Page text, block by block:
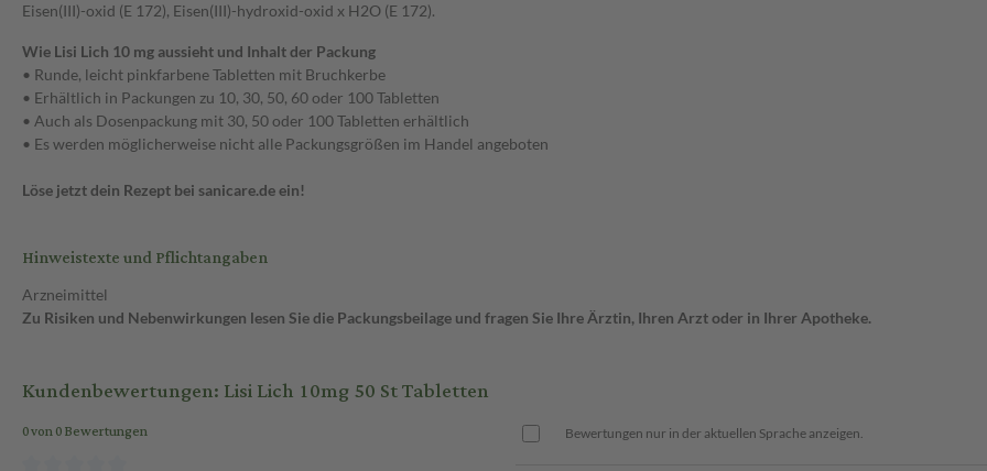
Eisen(III)-oxid (E 172), Eisen(III)-hydroxid-oxid x H2O (E 172).
Wie Lisi Lich 10 mg aussieht und Inhalt der Packung
• Runde, leicht pinkfarbene Tabletten mit Bruchkerbe
• Erhältlich in Packungen zu 10, 30, 50, 60 oder 100 Tabletten
• Auch als Dosenpackung mit 30, 50 oder 100 Tabletten erhältlich
• Es werden möglicherweise nicht alle Packungsgrößen im Handel angeboten
Löse jetzt dein Rezept bei sanicare.de ein!
Hinweistexte und Pflichtangaben
Arzneimittel
Zu Risiken und Nebenwirkungen lesen Sie die Packungsbeilage und fragen Sie Ihre Ärztin, Ihren Arzt oder in Ihrer Apotheke.
Kundenbewertungen: Lisi Lich 10mg 50 St Tabletten
0 von 0 Bewertungen Bewertungen nur in der aktuellen Sprache anzeigen.